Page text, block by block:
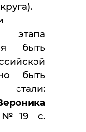
этапа
быть
быть
с.